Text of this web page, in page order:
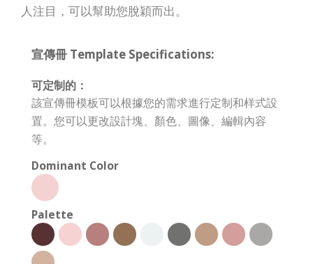
人注目，可以幫助您脫穎而出。
宣傳冊 Template Specifications:
可定制的：
該宣傳冊模板可以根據您的需求進行定制和样式設
置。您可以更改設計塊、顏色、圖像、編輯內容
等。
Dominant Color
Palette